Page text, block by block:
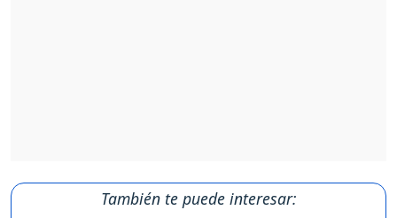
También te puede interesar: